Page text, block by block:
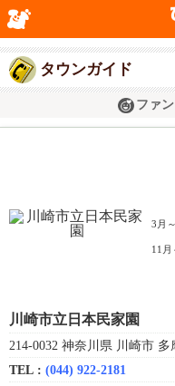
タウンガイド
ファン
3月
11
川崎市立日本民家園
214-0032 神奈川県 川崎市 多
TEL : (044) 922-2181